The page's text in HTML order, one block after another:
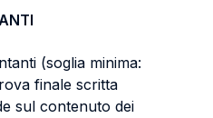
(soglia minima:
finale scritta
sul contenuto dei